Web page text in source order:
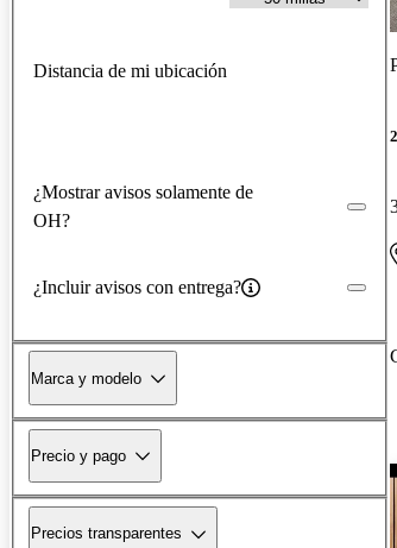
Distancia de mi ubicación
¿Mostrar avisos solamente de
OH?
¿Incluir avisos con entrega?
Marca y modelo
Precio y pago
Precios transparentes